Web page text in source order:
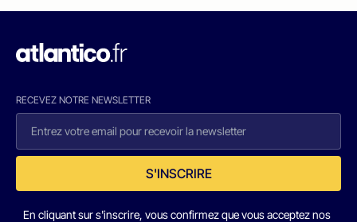
RECEVEZ NOTRE NEWSLETTER
S'INSCRIRE
En cliquant sur s'inscrire, vous confirmez que vous acceptez nos